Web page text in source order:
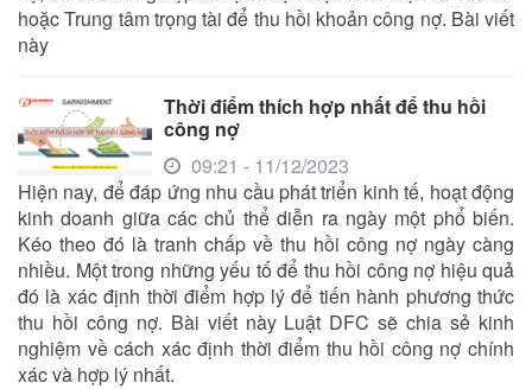
hoặc Trung tâm trọng tài để thu hồi khoản công nợ. Bài viết
này
Thời điểm thích hợp nhất để thu hồi
công nợ
09:21 - 11/12/2023
Hiện nay, để đáp ứng nhu cầu phát triển kinh tế, hoạt động
kinh doanh giữa các chủ thể diễn ra ngày một phổ biến.
Kéo theo đó là tranh chấp về thu hồi công nợ ngày càng
nhiều. Một trong những yếu tố để thu hồi công nợ hiệu quả
đó là xác định thời điểm hợp lý để tiến hành phương thức
thu hồi công nợ. Bài viết này Luật DFC sẽ chia sẻ kinh
nghiệm về cách xác định thời điểm thu hồi công nợ chính
xác và hợp lý nhất.